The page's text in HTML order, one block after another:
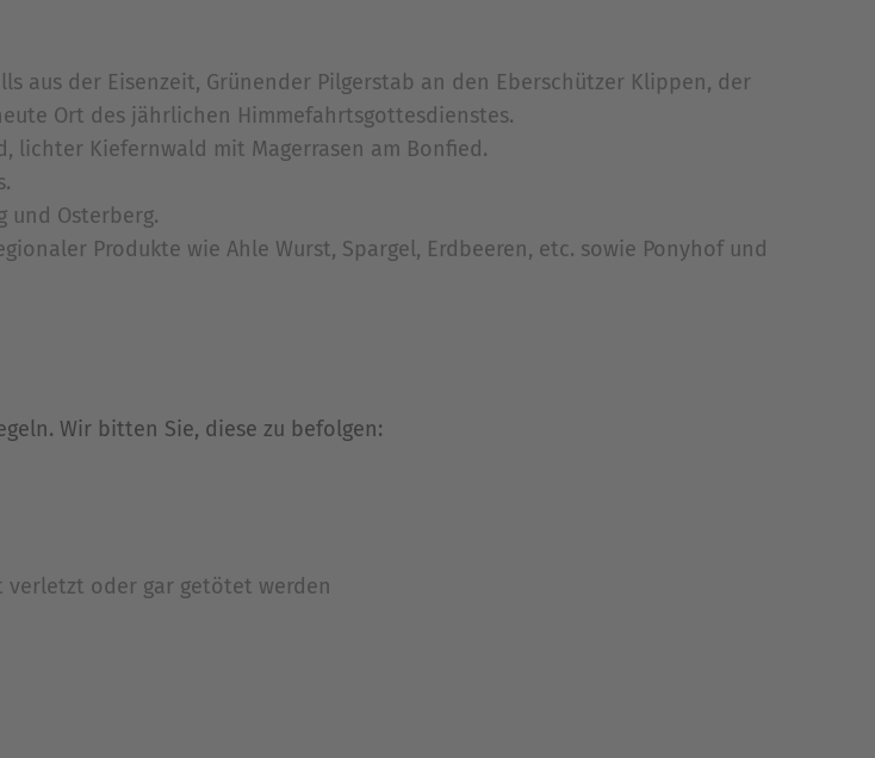
aus der Eisenzeit, Grünender Pilgerstab an den Eberschützer Klippen, der
Ort des jährlichen Himmefahrtsgottesdienstes.
lichter Kiefernwald mit Magerrasen am Bonfied.
und Osterberg.
Produkte wie Ahle Wurst, Spargel, Erdbeeren, etc. sowie Ponyhof und
Wir bitten Sie, diese zu befolgen:
oder gar getötet werden